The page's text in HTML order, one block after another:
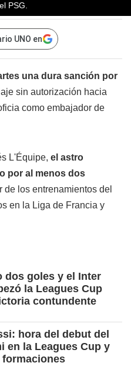
PSG.
UNO en
una dura sanción por
sin autorización hacia
como embajador de
L'Équipe, el astro
por al menos dos
de los entrenamientos del
en la Liga de Francia y
dos goles y el Inter
la Leagues Cup
contundente
hora del debut del
en la Leagues Cup y